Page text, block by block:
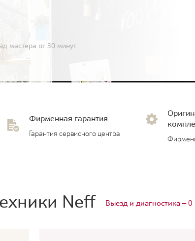
мастера от 30 минут
Фирменная гарантия
Гарантия сервисного центра
Neff Выезд и диагностика — 0